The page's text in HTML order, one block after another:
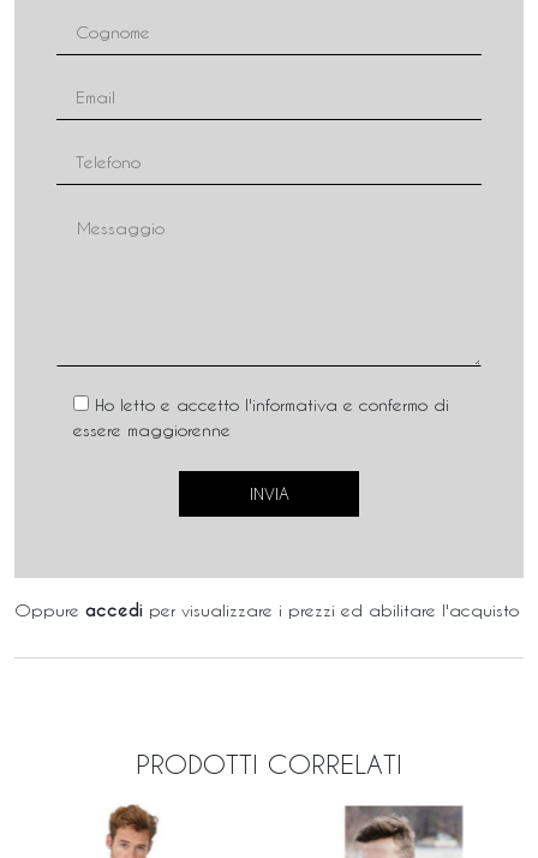
Ho letto e accetto l'informativa e confermo di
essere maggiorenne
Oppure accedi per visualizzare i prezzi ed abilitare l'acquisto
PRODOTTI CORRELATI